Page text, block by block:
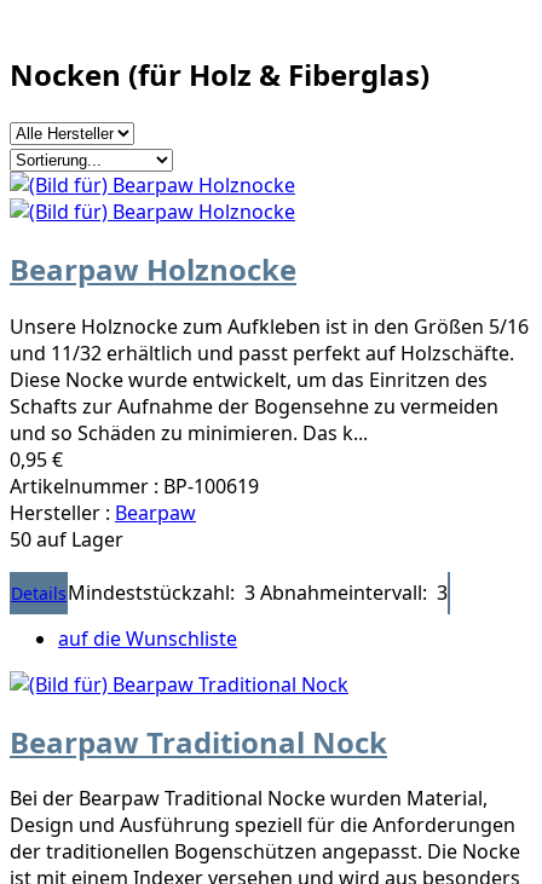
Nocken (für Holz & Fiberglas)
Bearpaw Holznocke
Unsere Holznocke zum Aufkleben ist in den Größen 5/16
und 11/32 erhältlich und passt perfekt auf Holzschäfte.
Diese Nocke wurde entwickelt, um das Einritzen des
Schafts zur Aufnahme der Bogensehne zu vermeiden
und so Schäden zu minimieren. Das k...
0,95 €
Artikelnummer : BP-100619
Hersteller : Bearpaw
50 auf Lager
DetailsMindeststückzahl: 3Abnahmeintervall: 3
auf die Wunschliste
Bearpaw Traditional Nock
Bei der Bearpaw Traditional Nocke wurden Material,
Design und Ausführung speziell für die Anforderungen
der traditionellen Bogenschützen angepasst. Die Nocke
ist mit einem Indexer versehen und wird aus besonders